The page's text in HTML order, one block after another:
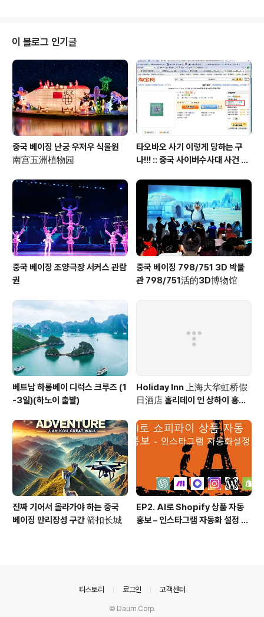
기 by 카이시이 | 2009/10/26 12:23 안녕하십니까? 중
국 북경 대신부동산컨설팅 유한공사(http://blog.95how
s.com, http://www.alexnam.com)의 남 기범입니다.
과거 MBW-150의... E..
이 블로그 인기글
중국 베이징 난궁 우저우 식물원
南宫五洲植物园
타오바오 사기 이렇게 당하는 구
나!!! :: 중국 사이버수사대 사건 접
중국 베이징 조양극장 서커스 관람
권
중국 베이징 798/751 3D 박물
관 798/751活的3D博物馆
베트남 하롱베이 디럭스 크루즈 (1
-3일)(하노이 출발)
Holiday Inn 上海大华虹桥假
日酒店 홀리데이 인 상하이 홍차
ngqiao
진짜 기어서 올라가야 하는 중국
베이징 만리장성 구간 箭扣长城
EP2. AI로 Shopify 상품 자동
홍보 – 인스타그램 자동화 설정 방
티스토리 로그인 고객센터
© Daum Corp.